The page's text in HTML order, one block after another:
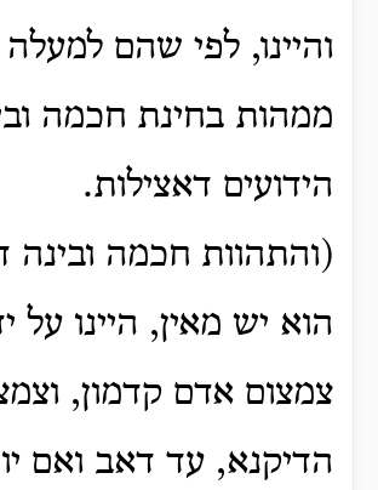
והיינו, לפי שהם
ממהות בחינת חכמה
הידועים דאצילות.
(והתהוות חכמה ובינה
הוא יש מאין, היינו על
צמצום אדם קדמון,
הדיקנא, עד דאב ואם